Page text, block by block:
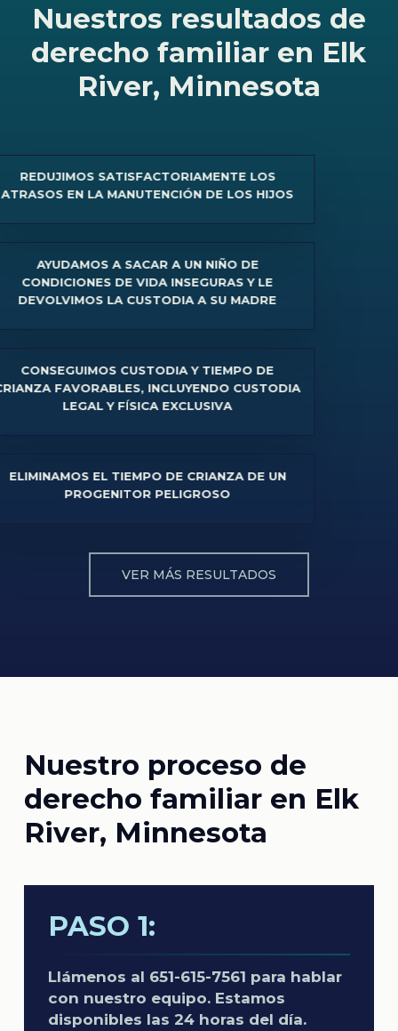
Nuestros resultados de
derecho familiar en Elk
River, Minnesota
SATISFACTORIAMENTE LOS
EN LA MANUTENCIÓN DE LOS HIJOS
A SACAR A UN NIÑO DE
DE VIDA INSEGURAS Y LE
LA CUSTODIA A SU MADRE
CUSTODIA Y TIEMPO DE
FAVORABLES, INCLUYENDO CUSTODIA
LEGAL Y FÍSICA EXCLUSIVA
EL TIEMPO DE CRIANZA DE UN
PROGENITOR PELIGROSO
VER MÁS RESULTADOS
Nuestro proceso de
derecho familiar en Elk
River, Minnesota
PASO 1:
Llámenos al 651-615-7561 para hablar
con nuestro equipo. Estamos
disponibles las 24 horas del día.